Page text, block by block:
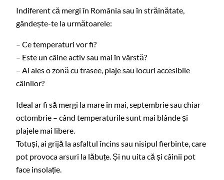
Indiferent că mergi în România sau în străinătate,
gândește-te la următoarele:
– Ce temperaturi vor fi?
– Este un câine activ sau mai în vârstă?
– Ai ales o zonă cu trasee, plaje sau locuri accesibile
câinilor?
Ideal ar fi să mergi la mare în mai, septembrie sau chiar
octombrie – când temperaturile sunt mai blânde și
plajele mai libere.
Totuși, ai grijă la asfaltul încins sau nisipul fierbinte, care
pot provoca arsuri la lăbuțe. Și nu uita că și câinii pot
face insolație.